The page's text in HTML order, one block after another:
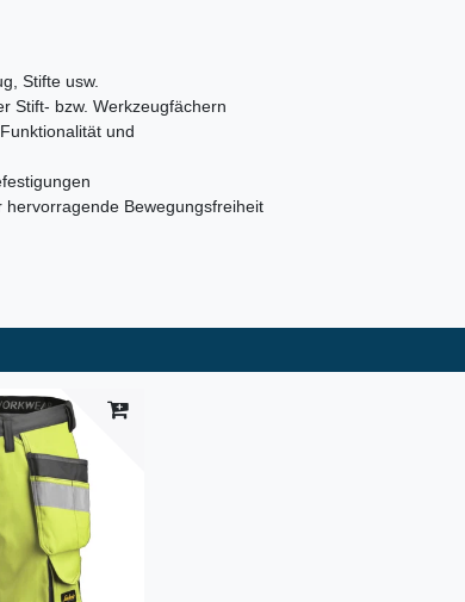
Stifte usw.
Stift- bzw. Werkzeugfächern
und
Bewegungsfreiheit